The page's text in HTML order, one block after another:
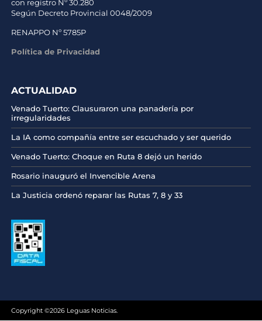
con registro Nº 30.280
Según Decreto Provincial 0048/2009
RENAPPO Nº 5785P
Política de Privacidad
ACTUALIDAD
Venado Tuerto: Clausuraron una panadería por
irregularidades
La IA como compañía entre ser escuchado y ser querido
Venado Tuerto: Choque en Ruta 8 dejó un herido
Rosario inauguró el Invencible Arena
La Justicia ordenó reparar las Rutas 7, 8 y 33
Copyright ©2026 Leguas Noticias.